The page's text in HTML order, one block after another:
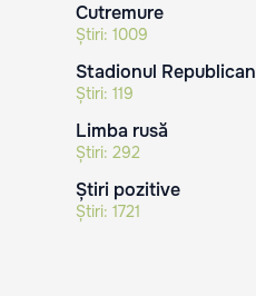
Cutremure
Știri: 1009
Stadionul Republican
Știri: 119
Limba rusă
Știri: 292
Știri pozitive
Știri: 1721